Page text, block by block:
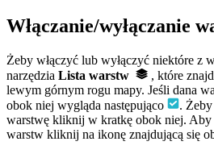
Włączanie/wyłączanie
Żeby włączyć lub wyłączyć niektóre z
narzędzia Lista warstw
, które
lewym górnym rogu mapy. Jeśli dana
obok niej wygląda następująco
.
warstwę kliknij w kratkę obok niej.
warstw kliknij na ikonę znajdującą się